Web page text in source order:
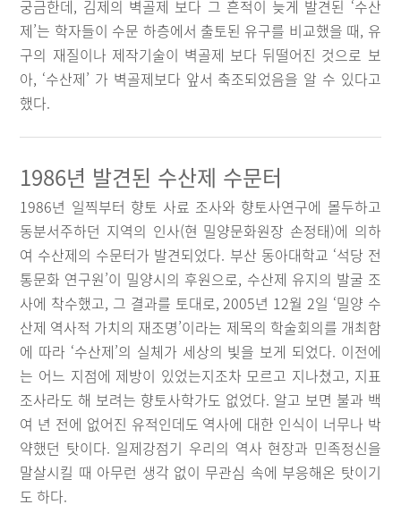
궁금한데, 김제의 벽골제 보다 그 흔적이 늦게 발견된 ‘수산
제’는 학자들이 수문 하층에서 출토된 유구를 비교했을 때, 유
구의 재질이나 제작기술이 벽골제 보다 뒤떨어진 것으로 보
아, ‘수산제’ 가 벽골제보다 앞서 축조되었음을 알 수 있다고
했다.
1986년 발견된 수산제 수문터
1986년 일찍부터 향토 사료 조사와 향토사연구에 몰두하고
동분서주하던 지역의 인사(현 밀양문화원장 손정태)에 의하
여 수산제의 수문터가 발견되었다. 부산 동아대학교 ‘석당 전
통문화 연구원’이 밀양시의 후원으로, 수산제 유지의 발굴 조
사에 착수했고, 그 결과를 토대로, 2005년 12월 2일 ‘밀양 수
산제 역사적 가치의 재조명’이라는 제목의 학술회의를 개최함
에 따라 ‘수산제’의 실체가 세상의 빛을 보게 되었다. 이전에
는 어느 지점에 제방이 있었는지조차 모르고 지나쳤고, 지표
조사라도 해 보려는 향토사학가도 없었다. 알고 보면 불과 백
여 년 전에 없어진 유적인데도 역사에 대한 인식이 너무나 박
약했던 탓이다. 일제강점기 우리의 역사 현장과 민족정신을
말살시킬 때 아무런 생각 없이 무관심 속에 부응해온 탓이기
도 하다.